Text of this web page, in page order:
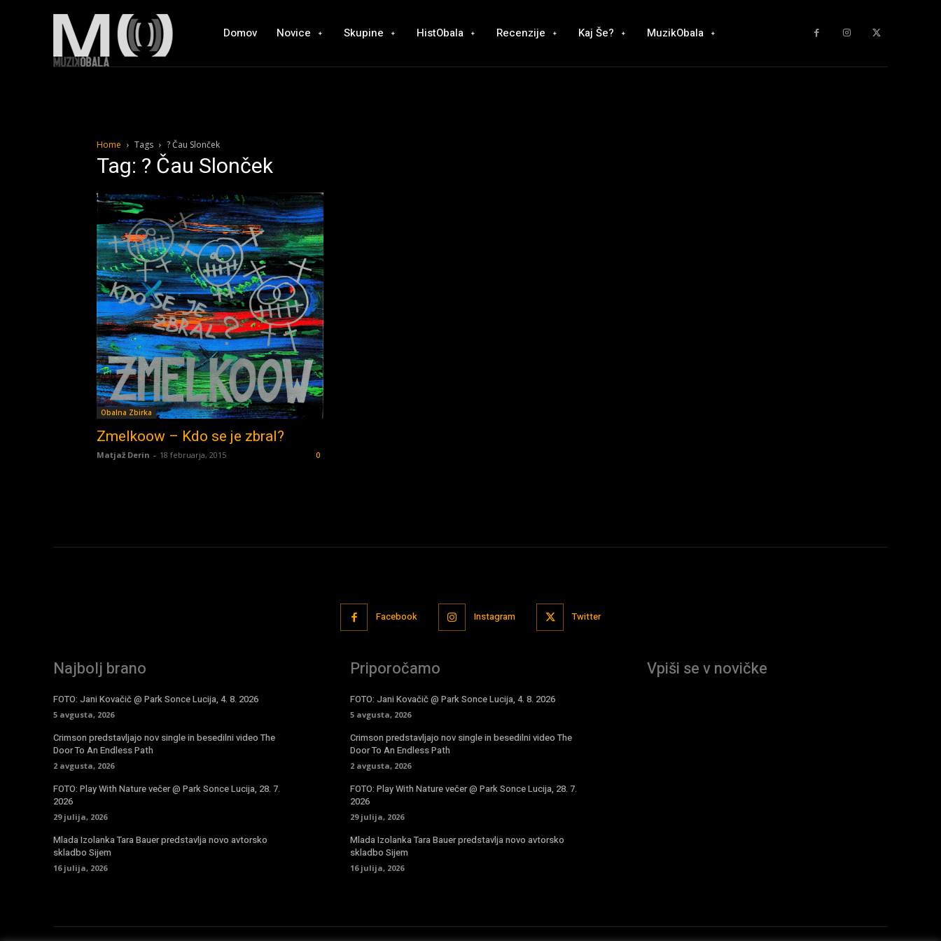
Domov Novice Skupine HistObala Recenzije Kaj Še? MuzikObala
Home Tags ? Čau Slonček
Tag: ? Čau Slonček
Obalna Zbirka
Zmelkoow – Kdo se je zbral?
Matjaž Derin - 18 februarja, 2015 0
Facebook Instagram Twitter
Najbolj brano
FOTO: Jani Kovačič @ Park Sonce Lucija, 4. 8. 2026
5 avgusta, 2026
Crimson predstavljajo nov single in besedilni video The
Door To An Endless Path
2 avgusta, 2026
FOTO: Play With Nature večer @ Park Sonce Lucija, 28. 7.
2026
29 julija, 2026
Mlada Izolanka Tara Bauer predstavlja novo avtorsko
skladbo Sijem
16 julija, 2026
Priporočamo
FOTO: Jani Kovačič @ Park Sonce Lucija, 4. 8. 2026
5 avgusta, 2026
Crimson predstavljajo nov single in besedilni video The
Door To An Endless Path
2 avgusta, 2026
FOTO: Play With Nature večer @ Park Sonce Lucija, 28. 7.
2026
29 julija, 2026
Mlada Izolanka Tara Bauer predstavlja novo avtorsko
skladbo Sijem
16 julija, 2026
Vpiši se v novičke